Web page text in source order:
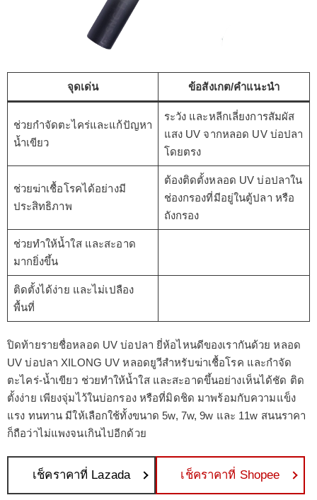
จุดเด่น ข้อสังเกต/คำแนะนำ
ช่วยกำจัดตะไคร่และแก้ปัญหา
น้ำเขียว
ระวัง และหลีกเลี่ยงการสัมผัส
แสง UV จากหลอด UV บ่อปลา
โดยตรง
ช่วยฆ่าเชื้อโรคได้อย่างมี
ประสิทธิภาพ
ต้องติดตั้งหลอด UV บ่อปลาใน
ช่องกรองที่มีอยู่ในตู้ปลา หรือ
ถังกรอง
ช่วยทำให้น้ำใส และสะอาด
มากยิ่งขึ้น
ติดตั้งได้ง่าย และไม่เปลือง
พื้นที่
ปิดท้ายรายชื่อหลอด UV บ่อปลา ยี่ห้อไหนดีของเรากันด้วย หลอด
UV บ่อปลา XILONG UV หลอดยูวีสำหรับฆ่าเชื้อโรค และกำจัด
ตะไคร่-น้ำเขียว ช่วยทำให้น้ำใส และสะอาดขึ้นอย่างเห็นได้ชัด ติด
ตั้งง่าย เพียงจุ่มไว้ในบ่อกรอง หรือที่มิดชิด มาพร้อมกับความแข็ง
แรง ทนทาน มีให้เลือกใช้ทั้งขนาด 5w, 7w, 9w และ 11w สนนราคา
ก็ถือว่าไม่แพงจนเกินไปอีกด้วย
เช็คราคาที่ Lazada เช็คราคาที่ Shopee